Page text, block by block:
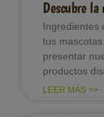
Descubre
Ingredientes
tus
presentar
productos
LEER MÁS >>